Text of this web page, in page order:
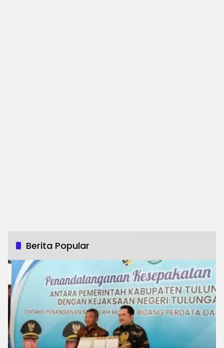
Berita Popular